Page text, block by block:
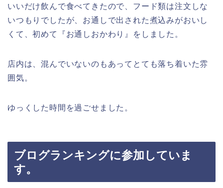
いいだけ飲んで食べてきたので、フード類は注文しな
いつもりでしたが、お通しで出された煮込みがおいし
くて、初めて『お通しおかわり』をしました。
店内は、混んでいないのもあってとても落ち着いた雰
囲気。
ゆっくした時間を過ごせました。
ブログランキングに参加していま
す。